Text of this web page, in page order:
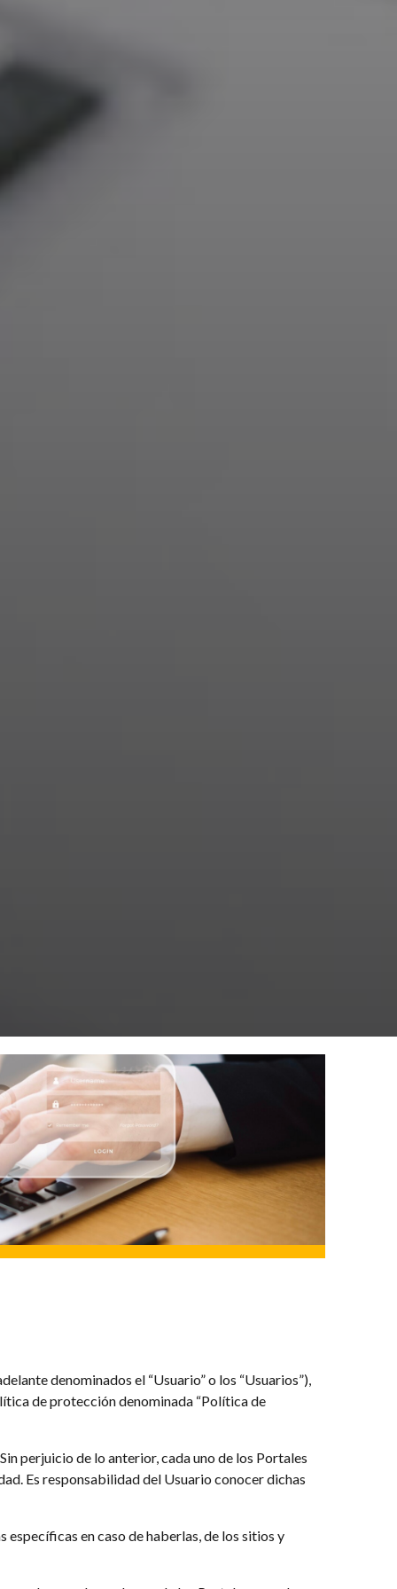
denominados el “Usuario” o los “Usuarios”),
de protección denominada “Política de
perjuicio de lo anterior, cada uno de los Portales
Es responsabilidad del Usuario conocer dichas
en caso de haberlas, de los sitios y